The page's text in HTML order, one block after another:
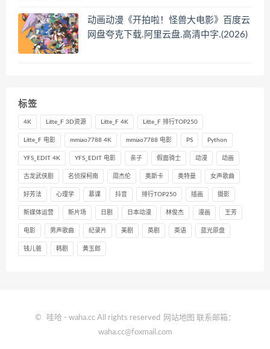
动画动漫《开拍啦！怪兽大电影》百度云
网盘夸克下载.阿里云盘.高清中字.(2026)
标签
4K Litte_F 3D资源 Litte_F 4K Litte_F 排行TOP250
Litte_F 电影 mmiao7788 4K mmiao7788 电影 PS Python
YFS_EDIT 4K YFS_EDIT 电影 亲子 假面骑士 动漫 动画
古龙武侠剧 名侦探柯南 周杰伦 奥斯卡 奥特曼 女声歌曲
好芳法 心理学 慕课 抖音 排行TOP250 插画 摄影
新媒体运营 新片场 日剧 日本动漫 林俊杰 漫画 王芳
电影 男声歌曲 纪录片 美剧 英剧 英语 蓝光原盘
钱儿爸 韩剧 黄玉郎
© 哇哈 - waha.cc All rights reserved 网站地图 联系邮箱：
waha.cc@foxmail.com